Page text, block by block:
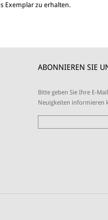
Exemplar zu erhalten.
ABONNIEREN SIE
Bitte geben Sie Ihre E-
Neuigkeiten informieren